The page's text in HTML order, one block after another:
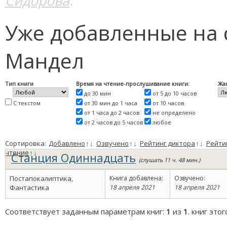
Уже добавленные на
Мандел
Тип книги
С текстом
Время на чтение-прослушивание книги:
до 30 мин
от 30 мин до 1 часа
от 1 часа до 2 часов
от 2 часов до 5 часов
от 5 до 10 часов
от 10 часов
не определено
любое
Сортировка: Добавлено↑ ↓ Озвучено↑ ↓ Рейтинг диктора↑ ↓
чтение↑↓
Станция Одиннадцать (слушать 11 ч. 48 мин.)
Постапокалиптика,
Фантастика
Книга добавлена:
18 апреля 2021
Озвучено:
18 апреля 2021
Соответствует заданным параметрам книг: 1 из 1. книг